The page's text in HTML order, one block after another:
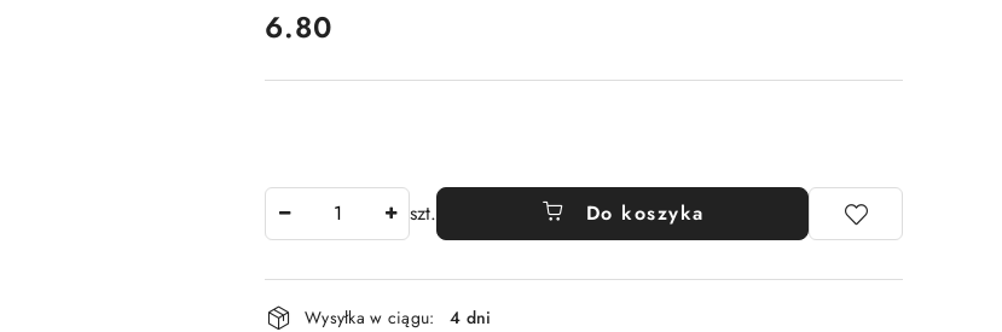
cena:
6.80
szt. Do koszyka
Dostępność
Wysyłka w ciągu:
4 dni